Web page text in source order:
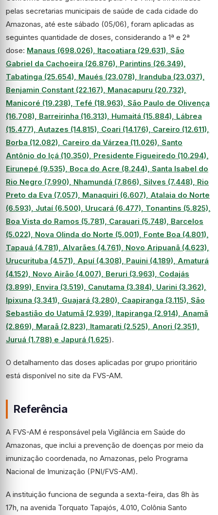
pelas secretarias municipais de saúde de cada cidade do
Amazonas, até este sábado (05/06), foram aplicadas as
seguintes quantidade de doses, considerando a 1ª e 2ª
dose: Manaus (698.026), Itacoatiara (29.631), São
Gabriel da Cachoeira (26.876), Parintins (26.349),
Tabatinga (25.654), Maués (23.078), Iranduba (23.037),
Benjamin Constant (22.167), Manacapuru (20.732),
Manicoré (19.238), Tefé (18.963), São Paulo de Olivença
(16.708), Barreirinha (16.313), Humaitá (15.884), Lábrea
(15.477), Autazes (14.815), Coari (14.176), Careiro (12.611),
Borba (12.082), Careiro da Várzea (11.026), Santo
Antônio do Içá (10.350), Presidente Figueiredo (10.294),
Eirunepé (9.535), Boca do Acre (8.244), Santa Isabel do
Rio Negro (7.990), Nhamundá (7.866), Silves (7.448), Rio
Preto da Eva (7.057), Manaquiri (6.607), Atalaia do Norte
(6.593), Jutaí (6.500), Urucará (6.477), Tonantins (5.825),
Boa Vista do Ramos (5.781), Carauari (5.748), Barcelos
(5.022), Nova Olinda do Norte (5.001), Fonte Boa (4.801),
Tapauá (4.781), Alvarães (4.761), Novo Aripuanã (4.623),
Urucurituba (4.571), Apuí (4.308), Pauini (4.189), Amaturá
(4.152), Novo Airão (4.007), Beruri (3.963), Codajás
(3.899), Envira (3.519), Canutama (3.384), Uarini (3.362),
Ipixuna (3.341), Guajará (3.280), Caapiranga (3.115), São
Sebastião do Uatumã (2.939), Itapiranga (2.914), Anamã
(2.869), Maraã (2.823), Itamarati (2.525), Anori (2.351),
Juruá (1.788) e Japurá (1.625).
O detalhamento das doses aplicadas por grupo prioritário
está disponível no site da FVS-AM.
Referência
A FVS-AM é responsável pela Vigilância em Saúde do
Amazonas, que inclui a prevenção de doenças por meio da
imunização coordenada, no Amazonas, pelo Programa
Nacional de Imunização (PNI/FVS-AM).
A instituição funciona de segunda a sexta-feira, das 8h às
17h, na avenida Torquato Tapajós, 4.010, Colônia Santo